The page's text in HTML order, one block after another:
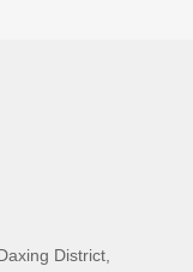
District,